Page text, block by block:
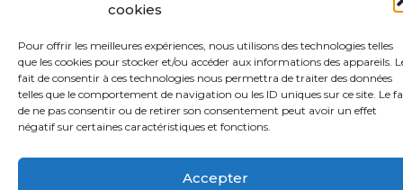
cookies
Pour offrir les meilleures expériences, nous utilisons des technologies telles
que les cookies pour stocker et/ou accéder aux informations des appareils.
fait de consentir à ces technologies nous permettra de traiter des données
telles que le comportement de navigation ou les ID uniques sur ce site. Le
de ne pas consentir ou de retirer son consentement peut avoir un effet
négatif sur certaines caractéristiques et fonctions.
Accepter